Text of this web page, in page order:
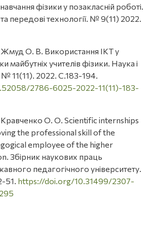
фізики у позакласній роботі.
та передові технології. № 9(11) 2022.
О. В. Використання ІКТ у
майбутніх учителів фізики. Наука і
№ 11(11). 2022. С.183-194.
2786-6025-2022-11(11)-183-
О. О. Scientific internships
the professional skill of the
employee of the higher
Збірник наукових праць
педагогічного університету.
51. https://doi.org/10.31499/2307-